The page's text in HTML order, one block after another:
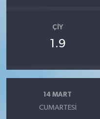
ÇIY
1.9
14 MART
CUMARTESI